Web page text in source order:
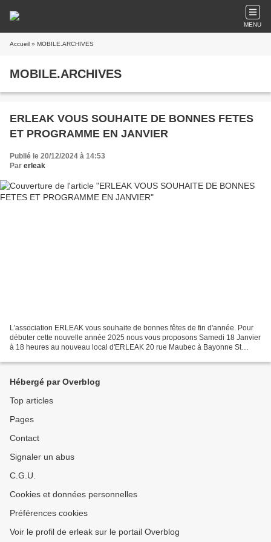
MENU
Accueil » MOBILE.ARCHIVES
MOBILE.ARCHIVES
ERLEAK VOUS SOUHAITE DE BONNES FETES
ET PROGRAMME EN JANVIER
Publié le 20/12/2024 à 14:53
Par erleak
L'association ERLEAK vous souhaite de bonnes fêtes de fin d'année. Pour
débuter cette nouvelle année 2025 nous vous proposons Samedi 18 Janvier
à 18 heures au nouveau local d'ERLEAK 20 rue Maubec à Bayonne St
Hébergé par Overblog
Top articles
Pages
Contact
Signaler un abus
C.G.U.
Cookies et données personnelles
Préférences cookies
Voir le profil de erleak sur le portail Overblog